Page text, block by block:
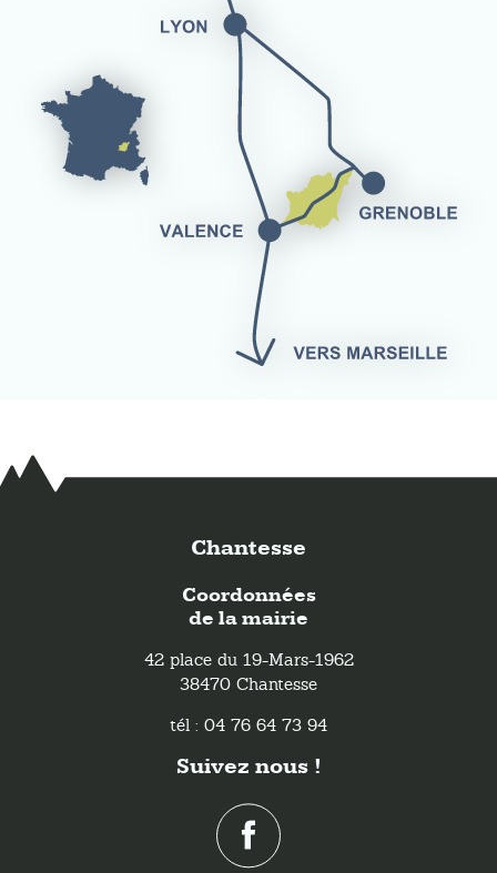
Chantesse
Coordonnées
de la mairie
42 place du 19-Mars-1962
38470 Chantesse
tél : 04 76 64 73 94
Suivez nous !